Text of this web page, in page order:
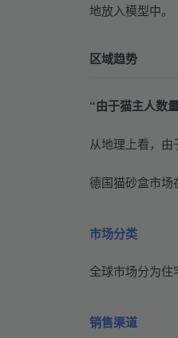
地放入模型中。
区域趋势
“由于猫主人数
从地理上看，
德国猫砂盒市场
市场分类
全球市场分为住
销售渠道